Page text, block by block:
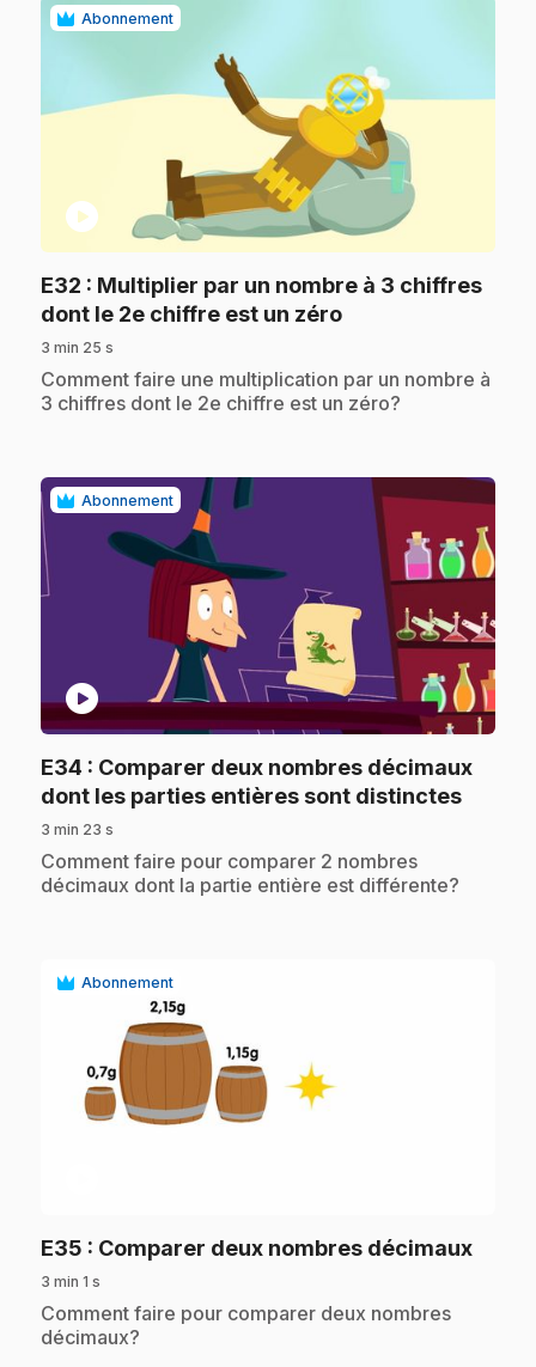
Abonnement
play_circle
E32 : Multiplier par un nombre à 3 chiffres
dont le 2e chiffre est un zéro.
3 min 25 s
.Comment faire une multiplication par un nombre à
3 chiffres dont le 2e chiffre est un zéro?
Abonnement
play_circle
E34 : Comparer deux nombres décimaux
dont les parties entières sont distinctes.
3 min 23 s
.Comment faire pour comparer 2 nombres
décimaux dont la partie entière est différente?
Abonnement
E35 : Comparer deux nombres décimaux.
3 min 1 s
.Comment faire pour comparer deux nombres
décimaux?